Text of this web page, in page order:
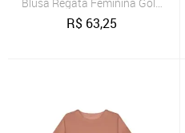
R$ 63,25